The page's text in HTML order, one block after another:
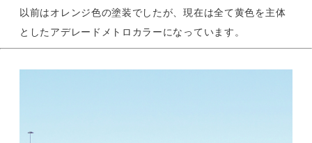
以前はオレンジ色の塗装でしたが、現在は全て黄色を主体
としたアデレードメトロカラーになっています。